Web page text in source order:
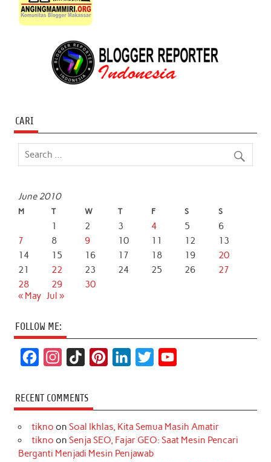
CARI
June 2010
M T W T F S S
1 2 3 4 5
6
7
8 9 10 11 12
13
14
15 16 17 18 19
20
21
22 23 24 25 26
27
28
29
30
« May Jul »
FOLLOW ME:
c
e
b
s
t
a
k
T
o
k
t
e
r
k
e
d
t
t
T
u
RECENT COMMENTS
tikno on Soal Ikhlas, Kita Semua Masih Amatir
tikno on Senja SEO, Fajar GEO: Saat Mesin Pencari
Berganti Menjadi Mesin Penjawab